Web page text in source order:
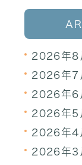
2026年8
2026年7
2026年6
2026年5
2026年4
2026年3